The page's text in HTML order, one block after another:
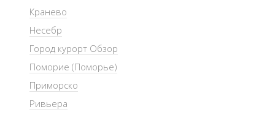
Кранево
Несебр
Город курорт Обзор
Поморие (Поморье)
Приморско
Ривьера